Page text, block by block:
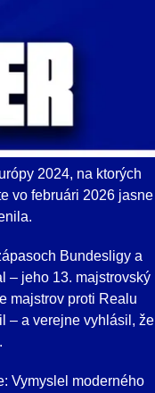
2024, na ktorých
vo februári 2026 jasne
Bundesligy a
– jeho 13. majstrovský
majstrov proti Realu
– a verejne vyhlásil, že
Vymyslel moderného